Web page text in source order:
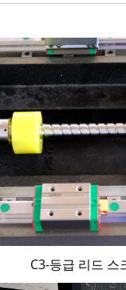
C3-등급 리드 스